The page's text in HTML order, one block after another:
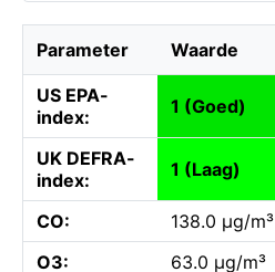
Parameter Waarde
US EPA-
index:
1 (Goed)
UK DEFRA-
index:
1 (Laag)
CO:
138.0 µg/m³
O3:
63.0 µg/m³